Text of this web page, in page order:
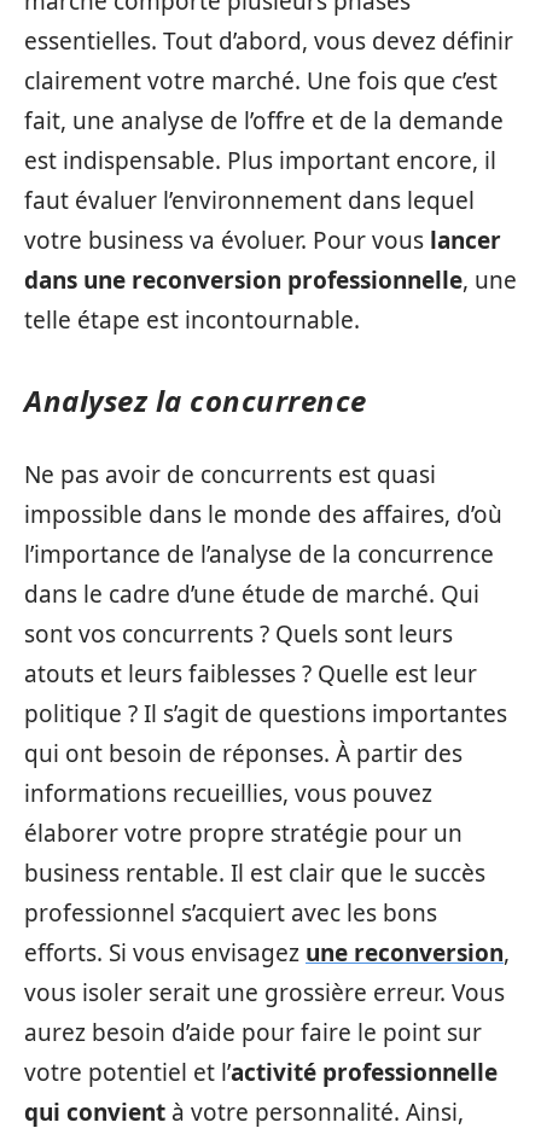
essentielles. Tout d’abord, vous devez définir
clairement votre marché. Une fois que c’est
fait, une analyse de l’offre et de la demande
est indispensable. Plus important encore, il
faut évaluer l’environnement dans lequel
votre business va évoluer. Pour vous lancer
dans une reconversion professionnelle, une
telle étape est incontournable.
Analysez la concurrence
Ne pas avoir de concurrents est quasi
impossible dans le monde des affaires, d’où
l’importance de l’analyse de la concurrence
dans le cadre d’une étude de marché. Qui
sont vos concurrents ? Quels sont leurs
atouts et leurs faiblesses ? Quelle est leur
politique ? Il s’agit de questions importantes
qui ont besoin de réponses. À partir des
informations recueillies, vous pouvez
élaborer votre propre stratégie pour un
business rentable. Il est clair que le succès
professionnel s’acquiert avec les bons
efforts. Si vous envisagez une reconversion,
vous isoler serait une grossière erreur. Vous
aurez besoin d’aide pour faire le point sur
votre potentiel et l’activité professionnelle
qui convient à votre personnalité. Ainsi,